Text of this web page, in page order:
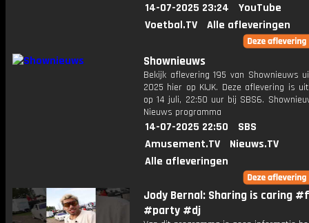
14-07-2025 23:24
YouTube
Voetbal.TV
Alle afleveringen
Shownieuws
Bekijk aflevering 195 van Shownieuws
2025 hier op KIJK. Deze aflevering is
op 14 juli, 22:50 uur bij SBS6.
Nieuws programma
14-07-2025 22:50
SBS
Amusement.TV
Nieuws.TV
Alle afleveringen
Jody Bernal: Sharing is caring
#party #dj